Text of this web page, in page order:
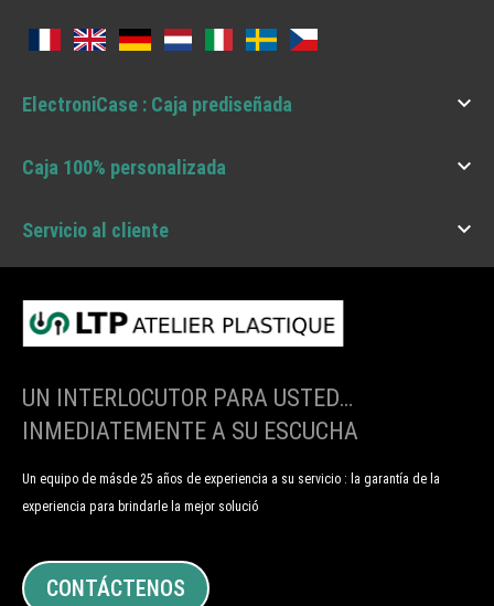
ElectroniCase : Caja prediseñada 
Caja 100% personalizada 
Servicio al cliente 
UN INTERLOCUTOR PARA USTED…
INMEDIATEMENTE A SU ESCUCHA
Un equipo de másde 25 años de experiencia a su servicio : la garantía de la
experiencia para brindarle la mejor solució
CONTÁCTENOS